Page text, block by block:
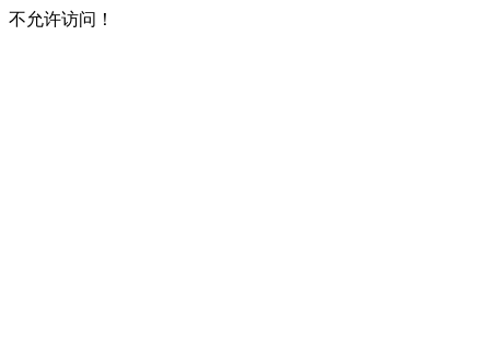
不允许访问！